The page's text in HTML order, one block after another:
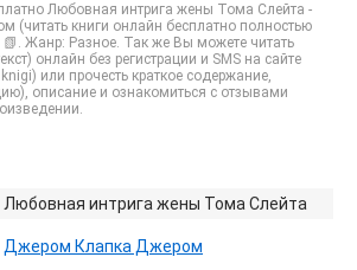
Любовная интрига жены Тома Слейта -
(читать книги онлайн бесплатно полностью
Жанр: Разное. Так же Вы можете читать
онлайн без регистрации и SMS на сайте
или прочесть краткое содержание,
описание и ознакомиться с отзывами
Любовная интрига жены Тома Слейта
Джером Клапка Джером